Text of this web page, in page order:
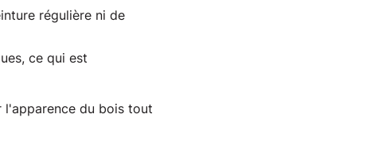
régulière ni de
ce qui est
l'apparence du bois tout